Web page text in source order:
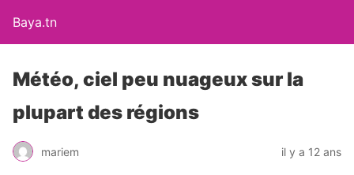
Baya.tn
Météo, ciel peu nuageux sur la
plupart des régions
mariem il y a 12 ans